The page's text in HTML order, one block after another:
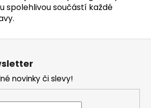
spolehlivou součástí každé
novinky či slevy!